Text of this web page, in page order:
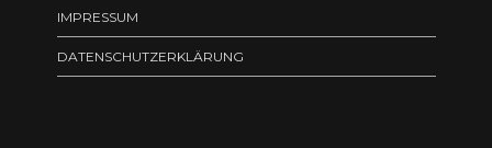
IMPRESSUM
DATENSCHUTZERKLÄRUNG